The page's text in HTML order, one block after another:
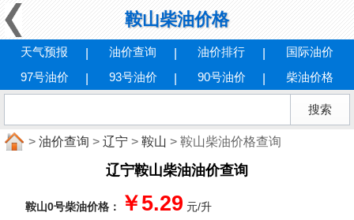
鞍山柴油价格
天气预报 油价查询 油价排行
国际油价
97号油价
93号油价 90号油价 柴油价格
> 油价查询 > 辽宁 > 鞍山 > 鞍山柴油价格查询
辽宁鞍山柴油油价查询
鞍山0号柴油价格： ￥5.29 元/升